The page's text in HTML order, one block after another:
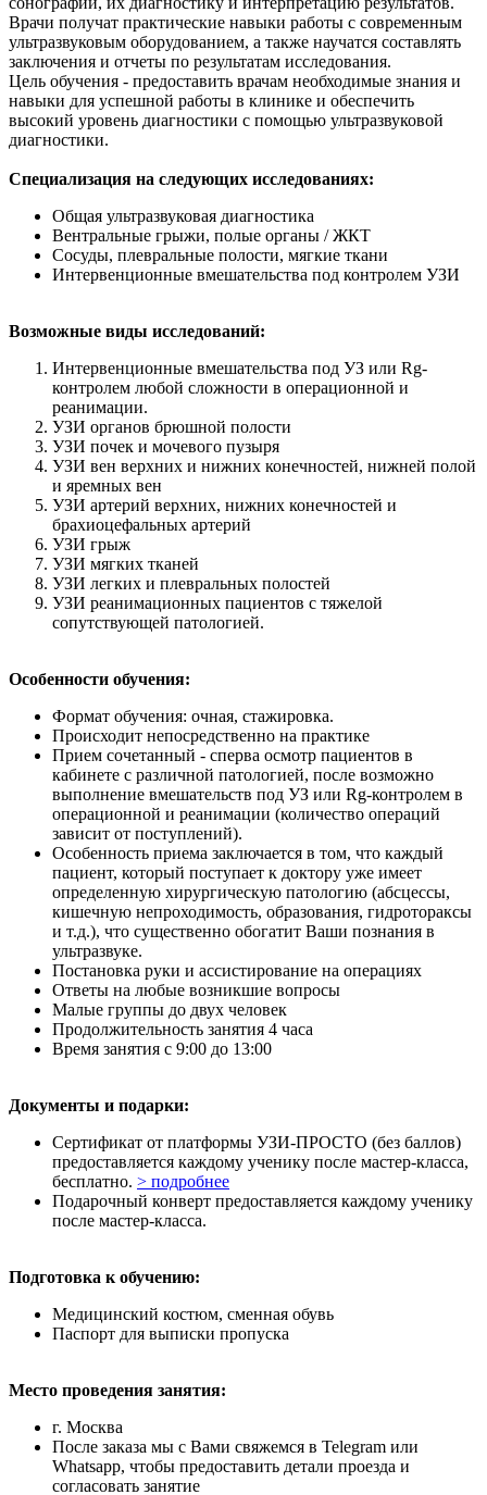
Врачи получат практические навыки работы с современным
ультразвуковым оборудованием, а также научатся составлять
заключения и отчеты по результатам исследования.
Цель обучения - предоставить врачам необходимые знания и
навыки для успешной работы в клинике и обеспечить
высокий уровень диагностики с помощью ультразвуковой
диагностики.
Специализация на следующих исследованиях:
Общая ультразвуковая диагностика
Вентральные грыжи, полые органы / ЖКТ
Сосуды, плевральные полости, мягкие ткани
Интервенционные вмешательства под контролем УЗИ
Возможные виды исследований:
Интервенционные вмешательства под УЗ или Rg-
контролем любой сложности в операционной и
реанимации.
УЗИ органов брюшной полости
УЗИ почек и мочевого пузыря
УЗИ вен верхних и нижних конечностей, нижней полой
и яремных вен
УЗИ артерий верхних, нижних конечностей и
брахиоцефальных артерий
УЗИ грыж
УЗИ мягких тканей
УЗИ легких и плевральных полостей
УЗИ реанимационных пациентов с тяжелой
сопутствующей патологией.
Особенности обучения:
Формат обучения: очная, стажировка.
Происходит непосредственно на практике
Прием сочетанный - сперва осмотр пациентов в
кабинете с различной патологией, после возможно
выполнение вмешательств под УЗ или Rg-контролем в
операционной и реанимации (количество операций
зависит от поступлений).
Особенность приема заключается в том, что каждый
пациент, который поступает к доктору уже имеет
определенную хирургическую патологию (абсцессы,
кишечную непроходимость, образования, гидротораксы
и т.д.), что существенно обогатит Ваши познания в
ультразвуке.
Постановка руки и ассистирование на операциях
Ответы на любые возникшие вопросы
Малые группы до двух человек
Продолжительность занятия 4 часа
Время занятия с 9:00 до 13:00
Документы и подарки:
Сертификат от платформы УЗИ-ПРОСТО (без баллов)
предоставляется каждому ученику после мастер-класса,
бесплатно. > подробнее
Подарочный конверт предоставляется каждому ученику
после мастер-класса.
Подготовка к обучению:
Медицинский костюм, сменная обувь
Паспорт для выписки пропуска
Место проведения занятия:
г. Москва
После заказа мы с Вами свяжемся в Telegram или
Whatsapp, чтобы предоставить детали проезда и
согласовать занятие